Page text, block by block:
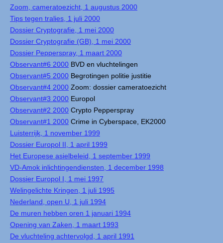
Zoom, cameratoezicht, 1 augustus 2000
Tips tegen tralies, 1 juli 2000
Dossier Cryptografie, 1 mei 2000
Dossier Cryptografie (GB), 1 mei 2000
Dossier Pepperspray, 1 maart 2000
Observant#6 2000 BVD en vluchtelingen
Observant#5 2000 Begrotingen politie justitie
Observant#4 2000 Zoom: dossier cameratoezicht
Observant#3 2000 Europol
Observant#2 2000 Crypto Pepperspray
Observant#1 2000 Crime in Cyberspace, EK2000
Luisterrijk, 1 november 1999
Dossier Europol II, 1 april 1999
Het Europese asielbeleid, 1 september 1999
VD-Amok inlichtingendiensten, 1 december 1998
Dossier Europol I, 1 mei 1997
Welingelichte Kringen, 1 juli 1995
Nederland, open U, 1 juli 1994
De muren hebben oren 1 januari 1994
Opening van Zaken, 1 maart 1993
De vluchteling achtervolgd, 1 april 1991